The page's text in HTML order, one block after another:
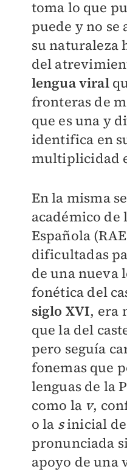
toma lo que
puede y no se
su naturaleza
del
lengua viral
fronteras de
que es una y
identifica en
multiplicidad
En la misma
académico de
Española
dificultadas
de una nueva
fonética del
siglo XVI, era
que la del
pero seguía
fonemas que
lenguas de la
como la v,
o la sinicial
pronunciada
apoyo de una